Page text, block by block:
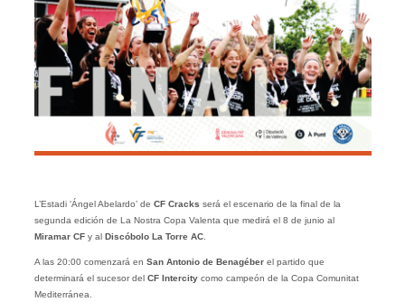
L’Estadi ‘Ángel Abelardo’ de CF Cracks será el escenario de la final de la
segunda edición de La Nostra Copa Valenta que medirá el 8 de junio al
Miramar CFy al Discóbolo La Torre AC.
A las 20:00 comenzará en San Antonio de Benagéberel partido que
determinará el sucesor del CF Intercity como campeón de la Copa Comunitat
Mediterránea.